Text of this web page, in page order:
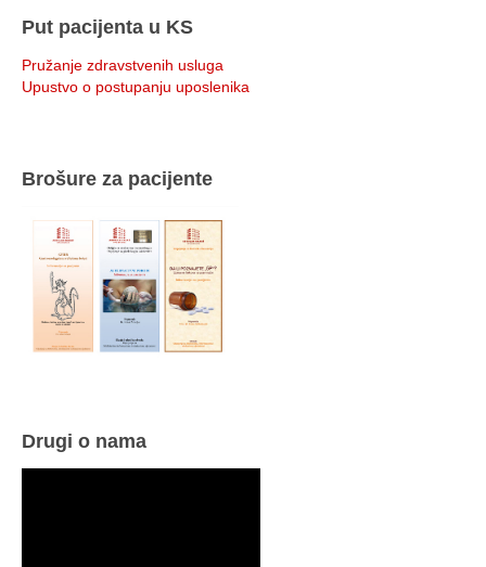
Put pacijenta u KS
Pružanje zdravstvenih usluga
Upustvo o postupanju uposlenika
Brošure za pacijente
Drugi o nama